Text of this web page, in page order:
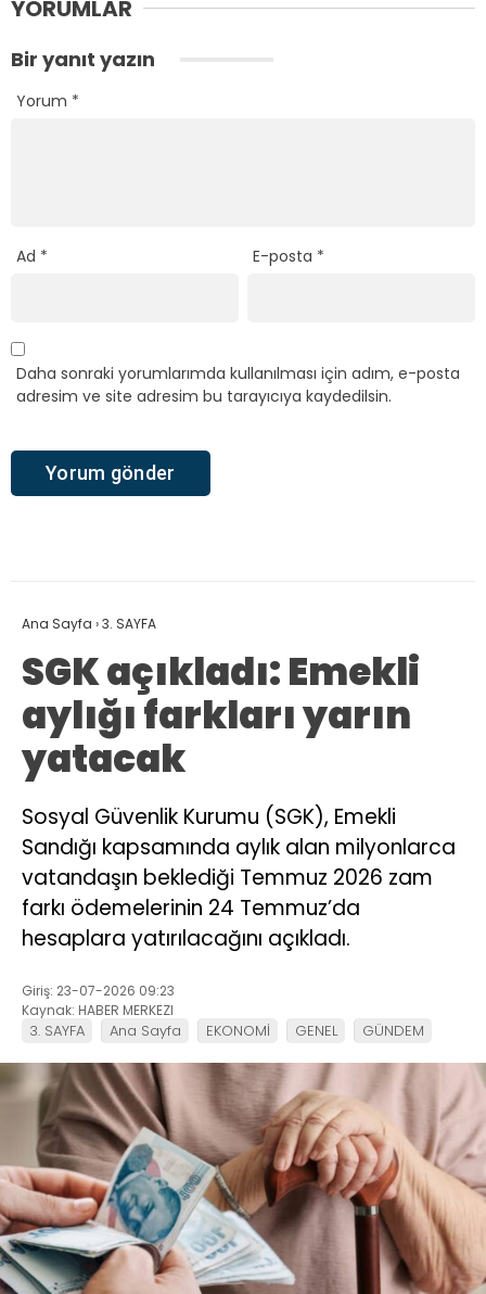
YORUMLAR
Bir yanıt yazın
Yorum *
Ad * E-posta *
Daha sonraki yorumlarımda kullanılması için adım, e-posta
adresim ve site adresim bu tarayıcıya kaydedilsin.
Ana Sayfa ›3. SAYFA
SGK açıkladı: Emekli
aylığı farkları yarın
yatacak
Sosyal Güvenlik Kurumu (SGK), Emekli
Sandığı kapsamında aylık alan milyonlarca
vatandaşın beklediği Temmuz 2026 zam
farkı ödemelerinin 24 Temmuz’da
hesaplara yatırılacağını açıkladı.
Giriş: 23-07-2026 09:23
Kaynak: HABER MERKEZI
3. SAYFA Ana Sayfa EKONOMİ GENEL GÜNDEM